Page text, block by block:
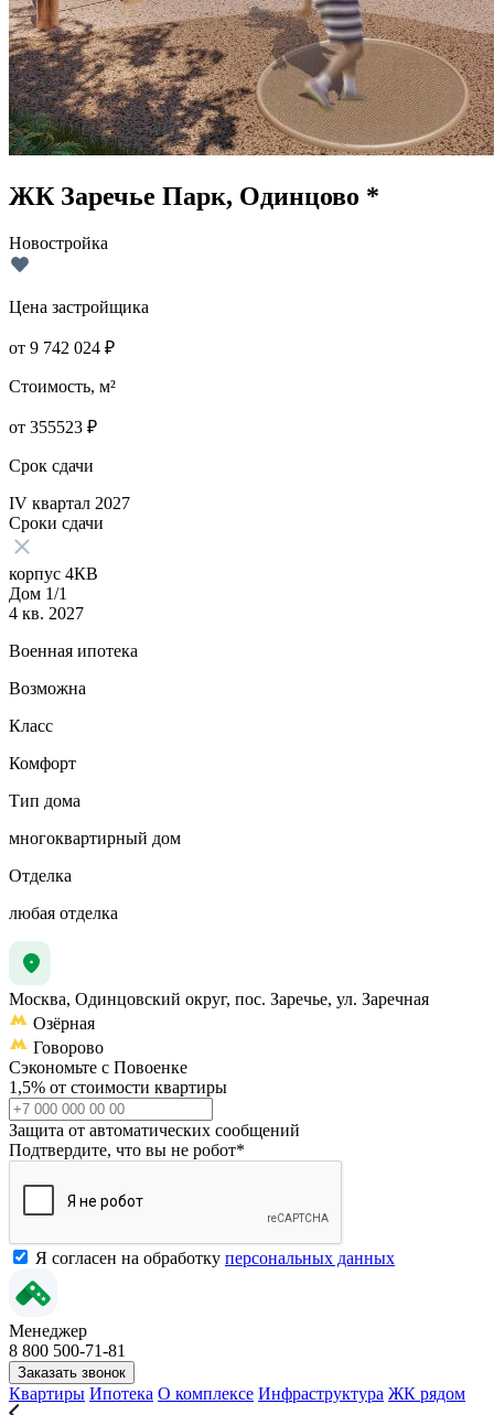
ЖК Заречье Парк, Одинцово *
Новостройка
Цена застройщика
от 9 742 024 ₽
Стоимость, м²
от 355523 ₽
Срок сдачи
IV квартал 2027
Сроки сдачи
корпус 4КВ
Дом 1/1
4 кв. 2027
Военная ипотека
Возможна
Класс
Комфорт
Тип дома
многоквартирный дом
Отделка
любая отделка
Москва, Одинцовский округ, пос. Заречье, ул. Заречная
Озёрная
Говорово
Сэкономьте с Повоенке
1,5% от стоимости квартиры
Защита от автоматических сообщений
Подтвердите, что вы не робот*
Я согласен на обработку персональных данных
Менеджер
8 800 500-71-81
Заказать звонок
Квартиры Ипотека О комплексе Инфраструктура ЖК рядом